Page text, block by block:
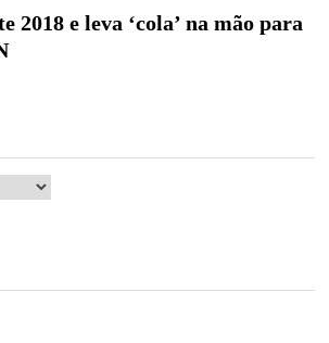
2018 e leva ‘cola’ na mão para